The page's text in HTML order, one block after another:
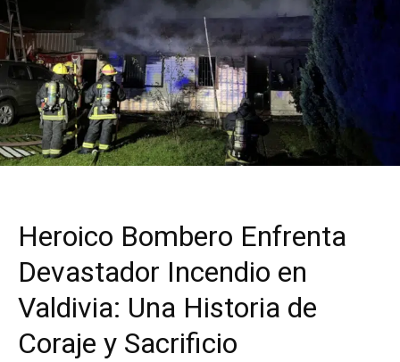
Heroico Bombero Enfrenta
Devastador Incendio en
Valdivia: Una Historia de
Coraje y Sacrificio